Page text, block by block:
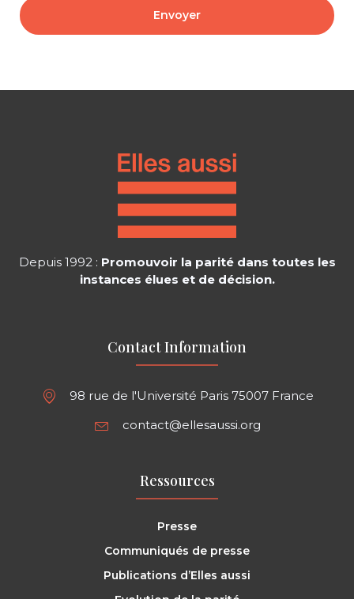
Envoyer
Depuis 1992 : Promouvoir la parité dans toutes les
instances élues et de décision.
Contact Information
98 rue de l'Université Paris 75007 France
contact@ellesaussi.org
Ressources
Presse
Communiqués de presse
Publications d’Elles aussi